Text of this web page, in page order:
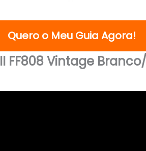
Quero o Meu Guia Agora!
FF808 Vintage